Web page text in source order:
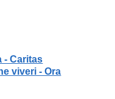
- Caritas
viveri - Ora